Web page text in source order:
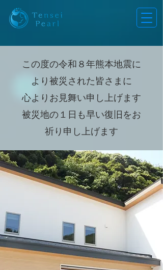
この度の令和８年熊本地震に
より被災された皆さまに
心よりお見舞い申し上げます
​被災地の１日も早い復旧をお
祈り申し上げます